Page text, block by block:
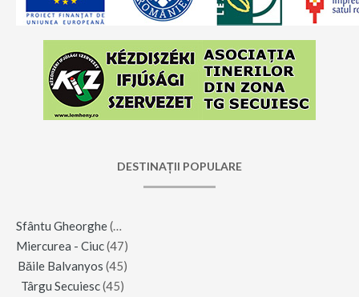
DESTINAȚII POPULARE
Sfântu Gheorghe(123)
Miercurea - Ciuc(47)
Băile Balvanyos (45)
Târgu Secuiesc(45)